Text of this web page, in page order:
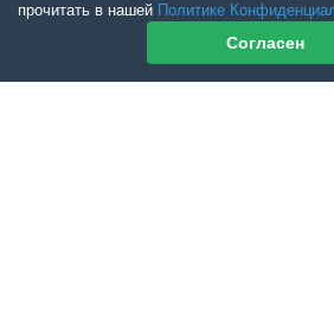
прочитать в нашей Политике
Согласен